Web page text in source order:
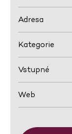
Adresa
Kategorie
Vstupné
Web